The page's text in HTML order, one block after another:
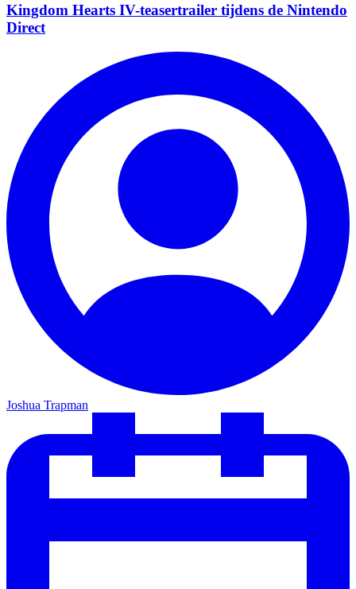
Kingdom Hearts IV-teasertrailer tijdens de Nintendo
Direct
Joshua Trapman